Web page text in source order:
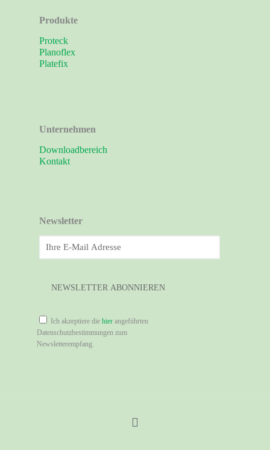
Produkte
Proteck
Planoflex
Platefix
Unternehmen
Downloadbereich
Kontakt
Newsletter
Ich akzeptiere die hier angeführten
Datenschutzbestimmungen zum
Newsletterempfang.